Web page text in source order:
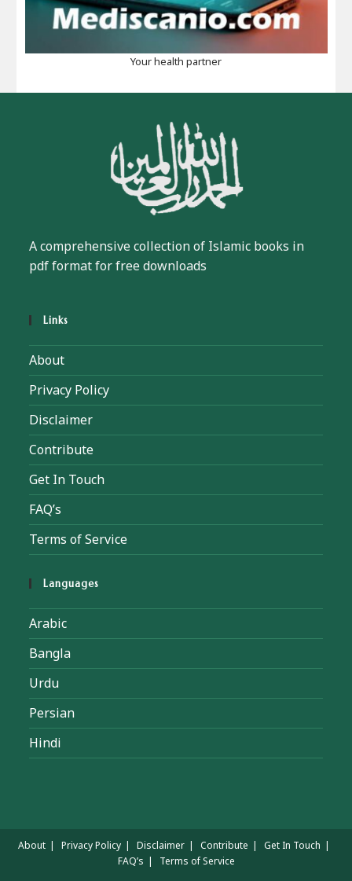
Your health partner
A comprehensive collection of Islamic books in
pdf format for free downloads
Links
About
Privacy Policy
Disclaimer
Contribute
Get In Touch
FAQ’s
Terms of Service
Languages
Arabic
Bangla
Urdu
Persian
Hindi
About Privacy Policy Disclaimer Contribute
Get In Touch
FAQ’s
Terms of Service